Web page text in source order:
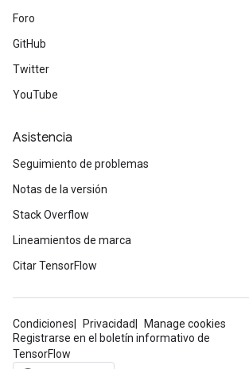
Foro
GitHub
Twitter
YouTube
Asistencia
Seguimiento de problemas
Notas de la versión
Stack Overflow
Lineamientos de marca
Citar TensorFlow
Condiciones Privacidad
Manage cookies
Registrarse en el boletín informativo de
TensorFlow